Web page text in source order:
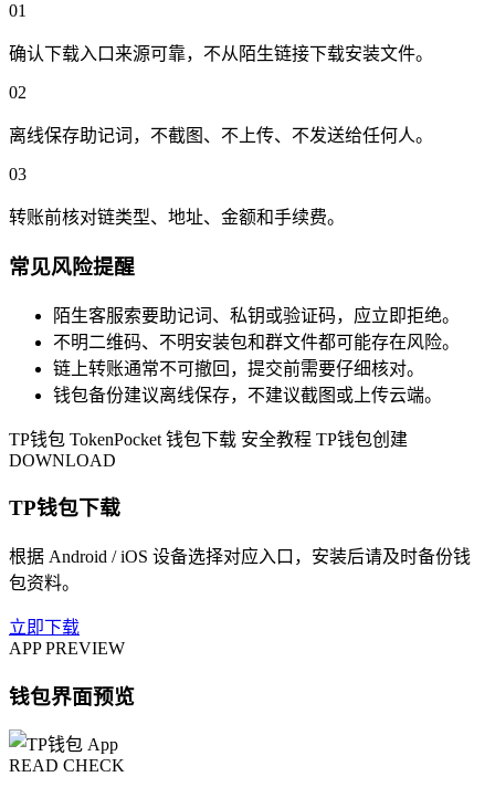
01
确认下载入口来源可靠，不从陌生链接下载安装文件。
02
离线保存助记词，不截图、不上传、不发送给任何人。
03
转账前核对链类型、地址、金额和手续费。
常见风险提醒
陌生客服索要助记词、私钥或验证码，应立即拒绝。
不明二维码、不明安装包和群文件都可能存在风险。
链上转账通常不可撤回，提交前需要仔细核对。
钱包备份建议离线保存，不建议截图或上传云端。
TP钱包 TokenPocket 钱包下载 安全教程 TP钱包创建
DOWNLOAD
TP钱包下载
根据 Android / iOS 设备选择对应入口，安装后请及时备份钱
包资料。
立即下载
APP PREVIEW
钱包界面预览
READ CHECK